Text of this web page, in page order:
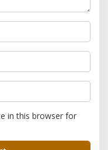
in this browser for